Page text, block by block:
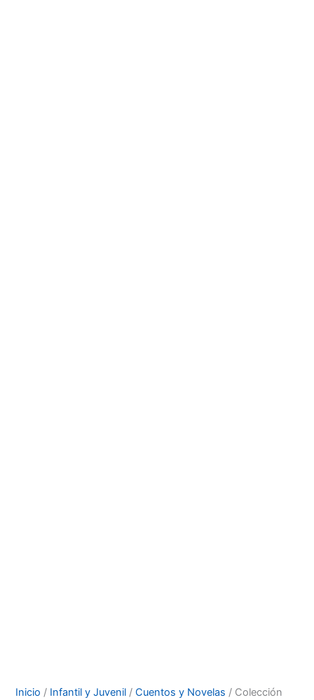
Inicio / Infantil y Juvenil /Cuentos y Novelas / Colección